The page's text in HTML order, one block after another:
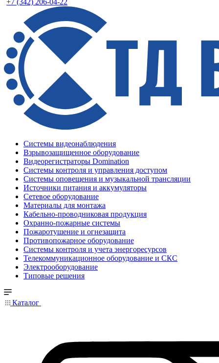
+7 (342) 206-04-22
Системы видеонаблюдения
Взрывозащищенное оборудование
Видеорегистраторы Domination
Системы контроля и управления доступом
Системы оповещения и музыкальной трансляции
Источники питания и аккумуляторы
Сетевое оборудование
Материалы для монтажа
Кабельно-проводниковая продукция
Охранно-пожарные системы
Пожаротушение и огнезащита
Противопожарное оборудование
Системы контроля и учета энергоресурсов
Телекоммуникационное оборудование и СКС
Электрооборудование
Типовые решения
Каталог